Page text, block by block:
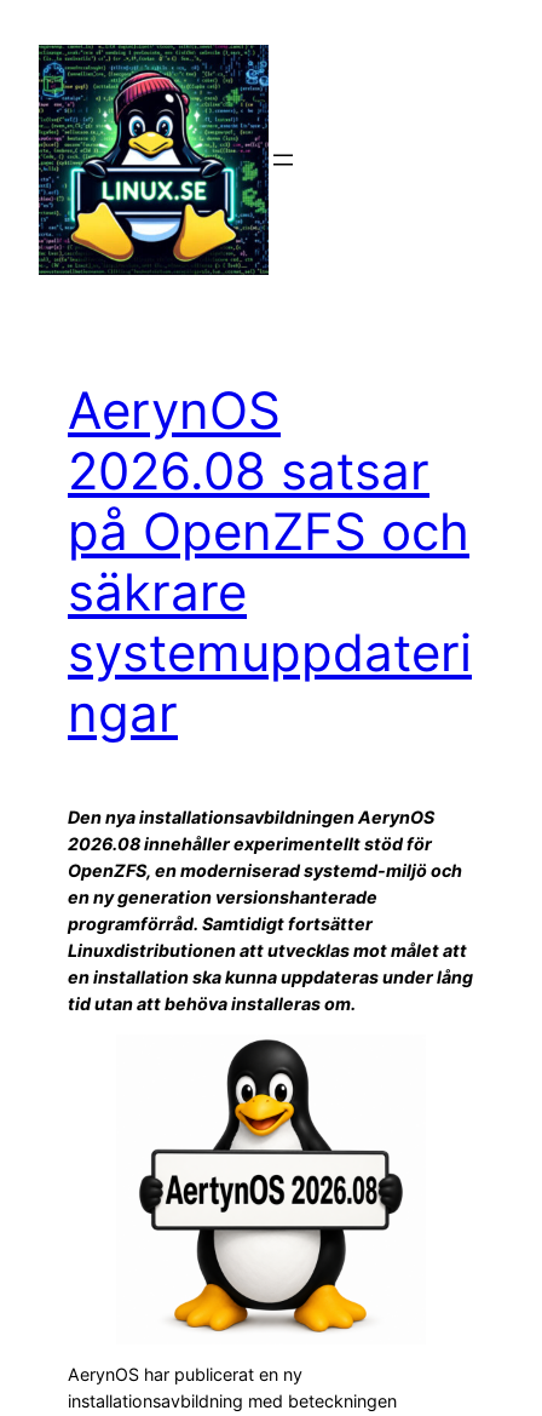
innehåll
AerynOS
2026.08 satsar
på OpenZFS och
säkrare
systemuppdateri
ngar
Den nya installationsavbildningen AerynOS
2026.08 innehåller experimentellt stöd för
OpenZFS, en moderniserad systemd-miljö och
en ny generation versionshanterade
programförråd. Samtidigt fortsätter
Linuxdistributionen att utvecklas mot målet att
en installation ska kunna uppdateras under lång
tid utan att behöva installeras om.
AerynOS har publicerat en ny
installationsavbildning med beteckningen